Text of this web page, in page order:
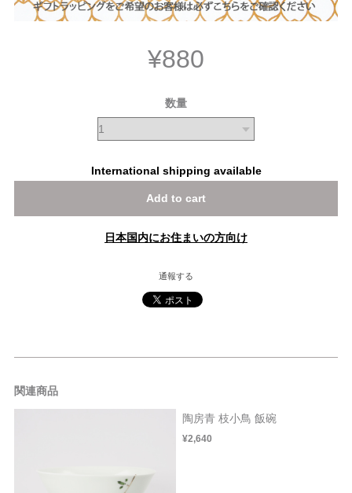
¥880
数量
International shipping available
Add to cart
日本国内にお住まいの方向け
通報する
関連商品
陶房青 枝小鳥 飯碗
¥2,640